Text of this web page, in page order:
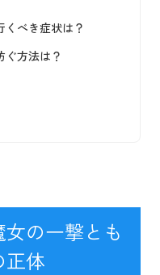
べき症状は？
ぐ方法は？
の一撃とも
正体